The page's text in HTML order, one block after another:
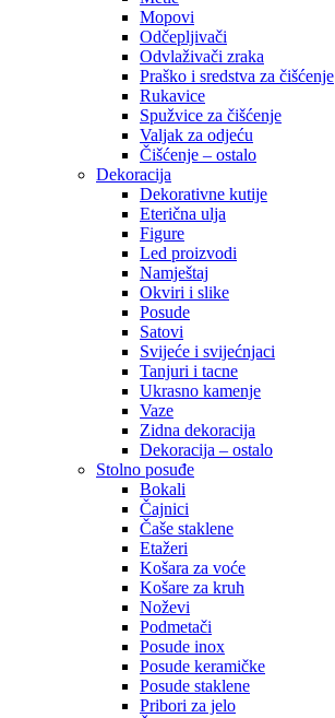
Mopovi
Odčepljivači
Odvlaživači zraka
Praško i sredstva za čišćenje
Rukavice
Spužvice za čišćenje
Valjak za odjeću
Čišćenje – ostalo
Dekoracija
Dekorativne kutije
Eterična ulja
Figure
Led proizvodi
Namještaj
Okviri i slike
Posude
Satovi
Svijeće i svijećnjaci
Tanjuri i tacne
Ukrasno kamenje
Vaze
Zidna dekoracija
Dekoracija – ostalo
Stolno posuđe
Bokali
Čajnici
Čaše staklene
Etažeri
Košara za voće
Košare za kruh
Noževi
Podmetači
Posude inox
Posude keramičke
Posude staklene
Pribori za jelo